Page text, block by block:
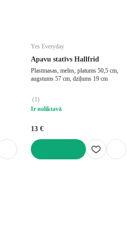
Yes Everyday
Apavu statīvs Hallfrid
Plastmasas, melns, platums 50,5 cm,
augstums 57 cm, dziļums 19 cm
(1)
Ir noliktavā
13 €